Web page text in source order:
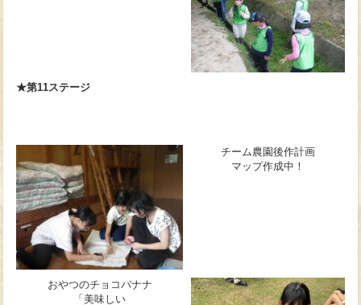
★第11ステージ
チーム農園後作計画
マップ作成中！
おやつのチョコバナナ
「美味しい